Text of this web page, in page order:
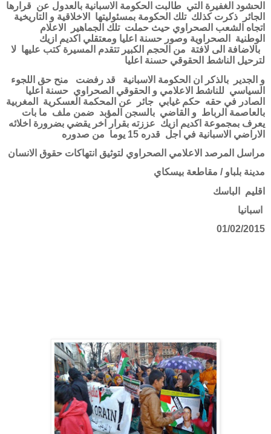
الحشود الغفيرة التي طالبت الحكومة الاسبانية بالعدول عن قرارها
الجائر
ذكرت كذلك تلك الحكومة بمسئوليتها
الاخلاقية و التاريخية
اتجاه الشعب الصحراوي حيث حملت تلك الجماهير
الاعلام
الوطنية
الصحراوية وصور حسنة اعليا ومعتقلي اكديم ازيك
بالاضافة الى لافتة من الحجم الكبير تتقدم المسيرة كتب عليها لا
لترحيل الناشط الحقوقي حسنة اعليا
و الجدير
بالذكر ان الحكومة الاسبانية قد رفضت
منح حق اللجوء
السياسي للناشط الاعلامي و الحقوقي الصحراوي حسنة اعليا
الصادر في حقه حكم غيابي جائر عن المحكمة العسكرية
المغربية
بالعاصمة الرباط و القاضي بالسجن المؤبد ضمن ملف ما بات
يعرف بمجموعة اكديم ازيك عززته بقرار اخر يقضي بضرورة اخلائه
الاراضي الاسبانية في اجل قدره 15 يوما
من صدوره
مراسل المرصد الاعلامي الصحراوي لتوثيق انتهاكات حقوق الانسان
مدينة بلباو / مقاطعة بيسكاي
اقليم
الباسك
اسبانيا
01/02/2015